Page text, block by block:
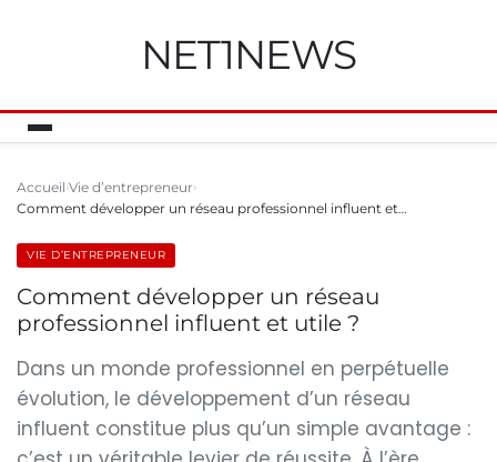
NET1NEWS
Accueil Vie d’entrepreneur
Comment développer un réseau professionnel influent et…
VIE D’ENTREPRENEUR
Comment développer un réseau
professionnel influent et utile ?
Dans un monde professionnel en perpétuelle
évolution, le développement d’un réseau
influent constitue plus qu’un simple avantage :